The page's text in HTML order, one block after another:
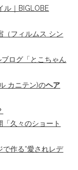
ル｜BIGLOBE
（フィルムス シン
ログ「とこちゃん
カニテン)のヘア
「久々のショート
作る“愛されレデ